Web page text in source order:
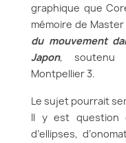
graphique que
mémoire de Master
du mouvement
Japon, soutenu
Montpellier 3.
Le sujet pourrait
Il y est question
d’ellipses,